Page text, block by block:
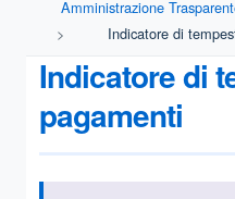
Amministrazione
Indicatore di
Indicatore di
pagamenti